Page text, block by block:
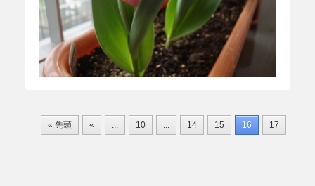
« 先頭 « ... 10 ... 14 15 16 17